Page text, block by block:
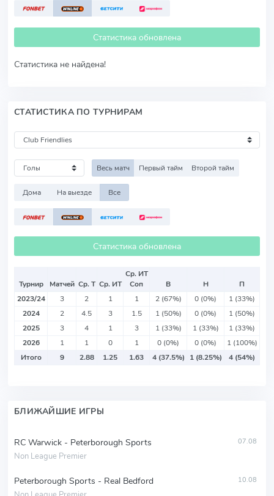
Статистика обновлена
Статистика не найдена!
СТАТИСТИКА ПО ТУРНИРАМ
Весь матч Первый тайм Второй тайм
Дома На выезде Все
Статистика обновлена
Турнир Матчей Ср. Т Ср. ИТ
Ср. ИТ
Соп
В Н
П
2023/24
3 2 1 1 2 (67%) 0 (0%)
1 (33%)
2024
2 4.5 3 1.5 1 (50%) 0 (0%)
1 (50%)
2025
3 4 1 3 1 (33%) 1 (33%)
1 (33%)
2026
1 1 0 1 0 (0%) 0 (0%)
1 (100%)
Итого
9 2.88 1.25 1.63 4 (37.5%) 1 (8.25%) 4 (54%)
БЛИЖАЙШИЕ ИГРЫ
RC Warwick - Peterborough Sports
Non League Premier
07.08
Peterborough Sports - Real Bedford 10.08